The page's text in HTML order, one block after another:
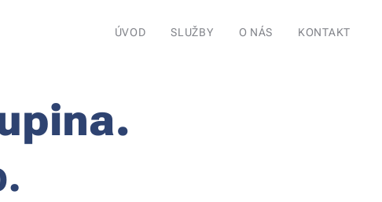
ÚVOD SLUŽBY O NÁS KONTAKT